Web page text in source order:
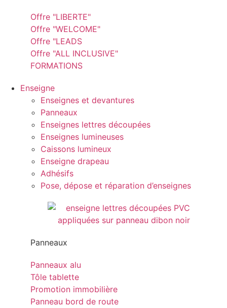
Offre "LIBERTE"
Offre "WELCOME"
Offre "LEADS
Offre "ALL INCLUSIVE"
FORMATIONS
Enseigne
Enseignes et devantures
Panneaux
Enseignes lettres découpées
Enseignes lumineuses
Caissons lumineux
Enseigne drapeau
Adhésifs
Pose, dépose et réparation d’enseignes
Panneaux
Panneaux alu
Tôle tablette
Promotion immobilière
Panneau bord de route